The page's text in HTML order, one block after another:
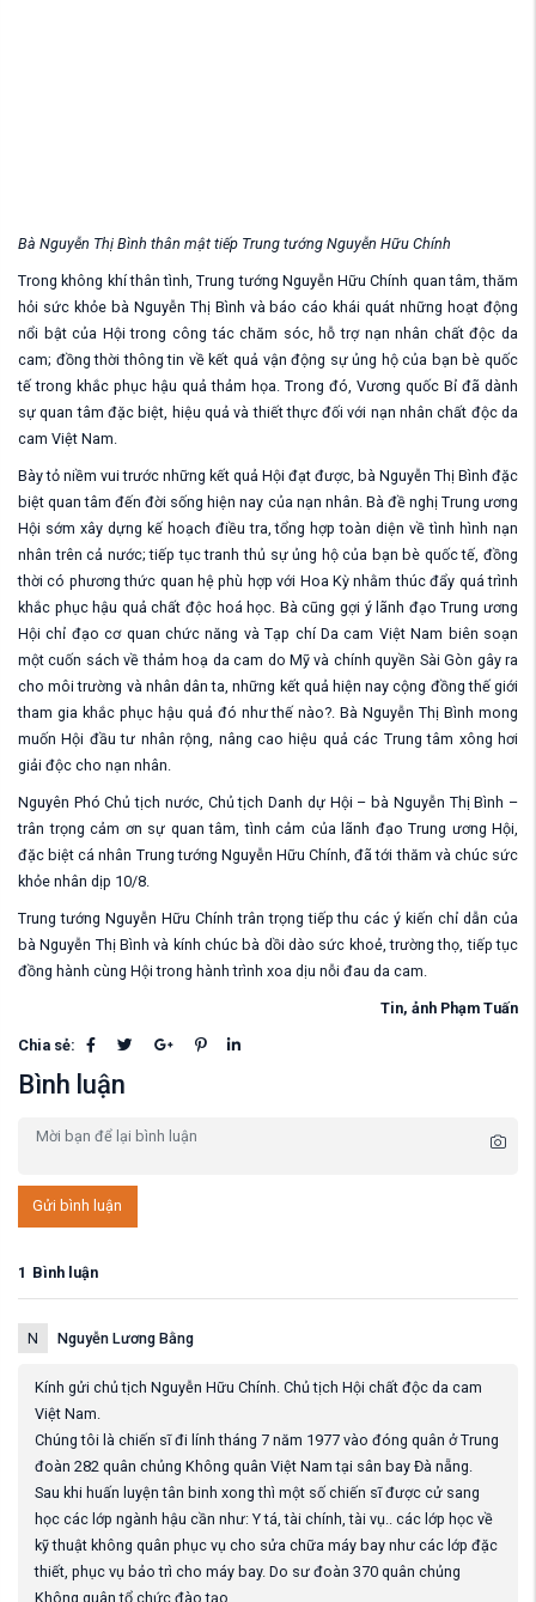
Bà Nguyễn Thị Bình thân mật tiếp Trung tướng Nguyễn Hữu Chính
Trong không khí thân tình, Trung tướng Nguyễn Hữu Chính quan tâm, thăm
hỏi sức khỏe bà Nguyễn Thị Bình và báo cáo khái quát những hoạt động
nổi bật của Hội trong công tác chăm sóc, hỗ trợ nạn nhân chất độc da
cam; đồng thời thông tin về kết quả vận động sự ủng hộ của bạn bè quốc
tế trong khắc phục hậu quả thảm họa. Trong đó, Vương quốc Bỉ đã dành
sự quan tâm đặc biệt, hiệu quả và thiết thực đối với nạn nhân chất độc da
cam Việt Nam.
Bày tỏ niềm vui trước những kết quả Hội đạt được, bà Nguyễn Thị Bình đặc
biệt quan tâm đến đời sống hiện nay của nạn nhân. Bà đề nghị Trung ương
Hội sớm xây dựng kế hoạch điều tra, tổng hợp toàn diện về tình hình nạn
nhân trên cả nước; tiếp tục tranh thủ sự ủng hộ của bạn bè quốc tế, đồng
thời có phương thức quan hệ phù hợp với Hoa Kỳ nhằm thúc đẩy quá trình
khắc phục hậu quả chất độc hoá học. Bà cũng gợi ý lãnh đạo Trung ương
Hội chỉ đạo cơ quan chức năng và Tạp chí Da cam Việt Nam biên soạn
một cuốn sách về thảm hoạ da cam do Mỹ và chính quyền Sài Gòn gây ra
cho môi trường và nhân dân ta, những kết quả hiện nay cộng đồng thế giới
tham gia khắc phục hậu quả đó như thế nào?. Bà Nguyễn Thị Bình mong
muốn Hội đầu tư nhân rộng, nâng cao hiệu quả các Trung tâm xông hơi
giải độc cho nạn nhân.
Nguyên Phó Chủ tịch nước, Chủ tịch Danh dự Hội – bà Nguyễn Thị Bình –
trân trọng cảm ơn sự quan tâm, tình cảm của lãnh đạo Trung ương Hội,
đặc biệt cá nhân Trung tướng Nguyễn Hữu Chính, đã tới thăm và chúc sức
khỏe nhân dịp 10/8.
Trung tướng Nguyễn Hữu Chính trân trọng tiếp thu các ý kiến chỉ dẫn của
bà Nguyễn Thị Bình và kính chúc bà dồi dào sức khoẻ, trường thọ, tiếp tục
đồng hành cùng Hội trong hành trình xoa dịu nỗi đau da cam.
Tin, ảnh Phạm Tuấn
Chia sẻ:
Bình luận
Gửi bình luận
1 Bình luận
N Nguyễn Lương Bằng
Kính gửi chủ tịch Nguyễn Hữu Chính. Chủ tịch Hội chất độc da cam
Việt Nam.
Chúng tôi là chiến sĩ đi lính tháng 7 năm 1977 vào đóng quân ở Trung
đoàn 282 quân chủng Không quân Việt Nam tại sân bay Đà nẵng.
Sau khi huấn luyện tân binh xong thì một số chiến sĩ được cử sang
học các lớp ngành hậu cần như: Y tá, tài chính, tài vụ.. các lớp học về
kỹ thuật không quân phục vụ cho sửa chữa máy bay như các lớp đặc
thiết, phục vụ bảo trì cho máy bay. Do sư đoàn 370 quân chủng
Không quân tổ chức đào tạo.